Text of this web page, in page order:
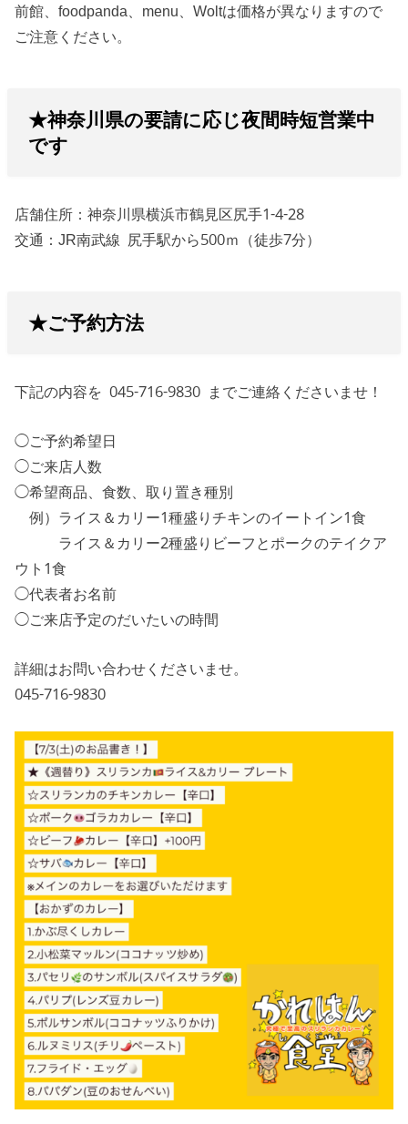
前館、foodpanda、menu、Woltは価格が異なりますので
ご注意ください。
★神奈川県の要請に応じ夜間時短営業中
です
店舗住所：神奈川県横浜市鶴見区尻手1-4-28
交通：JR南武線 尻手駅から500ｍ（徒歩7分）
★ご予約方法
下記の内容を 045-716-9830 までご連絡くださいませ！
◯ご予約希望日
◯ご来店人数
◯希望商品、食数、取り置き種別
例）ライス＆カリー1種盛りチキンのイートイン1食
ライス＆カリー2種盛りビーフとポークのテイクア
ウト1食
◯代表者お名前
◯ご来店予定のだいたいの時間
詳細はお問い合わせくださいませ。
045-716-9830